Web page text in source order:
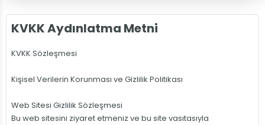
KVKK Aydınlatma Metni
KVKK Sözleşmesi
Kişisel Verilerin Korunması ve Gizlilik Politikası
Web Sitesi Gizlilik Sözleşmesi
Bu web sitesini ziyaret etmeniz ve bu site vasıtasıyla